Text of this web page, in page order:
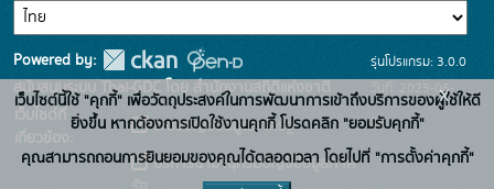
Powered by:
สนับสนุนระบบ Thai-GDC โดย สำนักงานสถิติแห่งชาติ
เว็บไซต์ที่
เกี่ยวข้อง:
ระบบบัญชีข้อมูลภาครัฐ
บริการนามานุกรมบัญชีข้อมูลภาค
รุ่นโปรแกรม: 3.0.0
วันที่: 2025-06-
26
เว็บไซต์นี้ใช้ "คุกกี้" เพื่อวัตถุประสงค์ในการพัฒนาการเข้าถึงบริการของผู้ใช้ให้ดี
ยิ่งขึ้น หากต้องการเปิดใช้งานคุกกี้ โปรดคลิก "ยอมรับคุกกี้"
คุณสามารถถอนการยินยอมของคุณได้ตลอดเวลา โดยไปที่ "การตั้งค่าคุกกี้"
x